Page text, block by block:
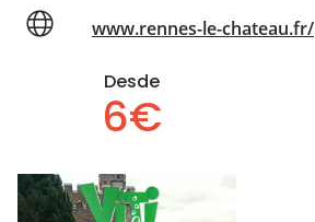
www.rennes-le-chateau.fr/
Desde
6€